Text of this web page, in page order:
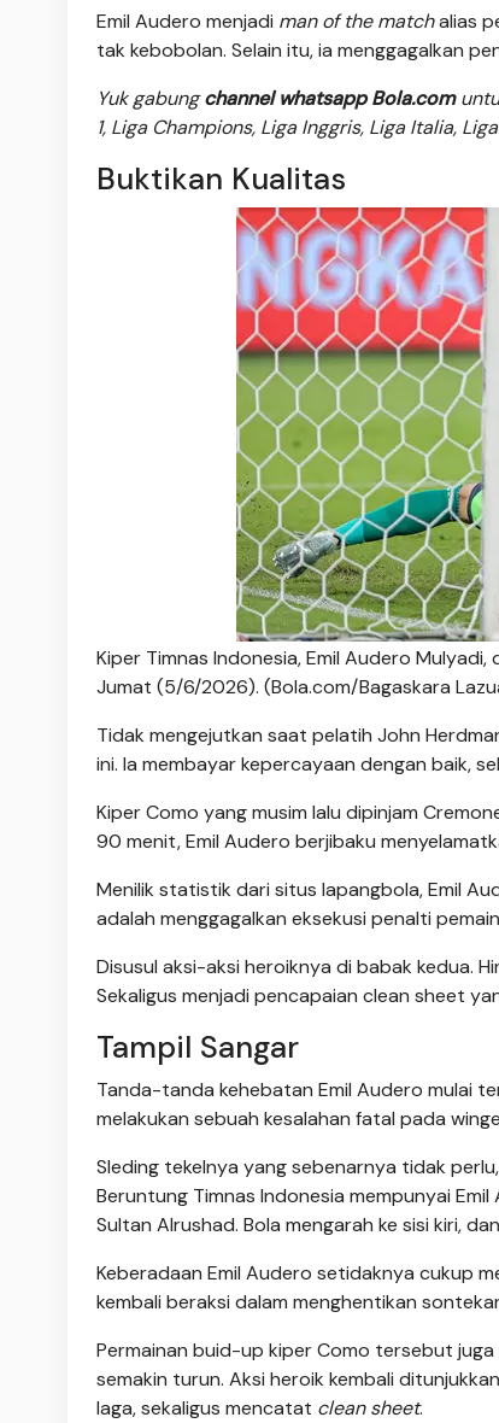
Emil Audero menjadi man of the matchalias
tak kebobolan. Selain itu, ia menggagalkan
Yuk gabungchannel whatsapp Bola.com
1, Liga Champions, Liga Inggris, Liga Italia,
Buktikan Kualitas
Kiper Timnas Indonesia, Emil Audero
Jumat (5/6/2026). (Bola.com/Bagaskara
Tidak mengejutkan saat pelatih John
ini. Ia membayar kepercayaan dengan baik,
Kiper Como yang musim lalu dipinjam
90 menit, Emil Audero berjibaku
Menilik statistik dari situs lapangbola, Emil
adalah menggagalkan eksekusi penalti
Disusul aksi-aksi heroiknya di babak kedua.
Sekaligus menjadi pencapaian clean sheet
Tampil Sangar
Tanda-tanda kehebatan Emil Audero mulai
melakukan sebuah kesalahan fatal pada
Sleding tekelnya yang sebenarnya tidak
Beruntung Timnas Indonesia mempunyai
Sultan Alrushad. Bola mengarah ke sisi kiri,
Keberadaan Emil Audero setidaknya cukup
kembali beraksi dalam menghentikan
Permainan buid-up kiper Como tersebut
semakin turun. Aksi heroik kembali
laga, sekaligus mencatat clean sheet.